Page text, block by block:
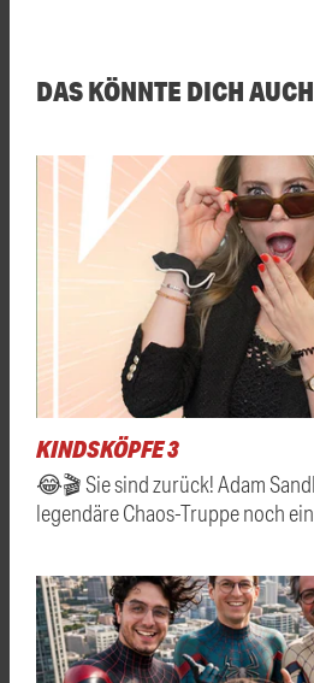
DAS KÖNNTE DICH
KINDSKÖPFE 3
😂🎬 Sie sind zurück! Adam
legendäre Chaos-Truppe noch